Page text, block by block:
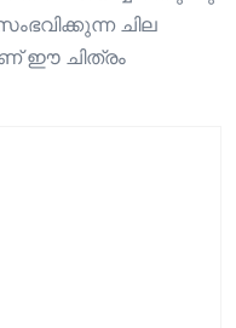
ചില
ഈ ചിത്രം